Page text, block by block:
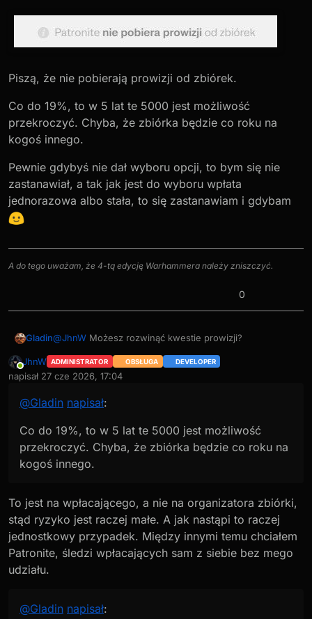
I jeszcze...@JhnWczy do podanej przez Ciebie
kwoty utrzymania forum nie należy doliczyć np.
1000zł (w to akurat wątpię, ale jestem ciekaw)?
jest też prowizja operatora.
Nie, nie prowadzimy działalności gospodarczej -
patronat działają na zasadzie darowizny, dopóki w
ciągu 5 lat nie przekroczy się limitu dla osób
niespokrewnionych (ponad pięć tysięcy złotych) na
osobę, to nie jest to opodatkowane.
Z tego co wiem, nic - po prostu otrzymamy środki.
Piszą, że nie pobierają prowizji od zbiórek.
Co do 19%, to w 5 lat te 5000 jest możliwość
przekroczyć. Chyba, że zbiórka będzie co roku na
kogoś innego.
Pewnie gdybyś nie dał wyboru opcji, to bym się nie
zastanawiał, a tak jak jest do wyboru wpłata
jednorazowa albo stała, to się zastanawiam i gdybam
A do tego uważam, że 4-tą edycję Warhammera należy zniszczyć.
0
Gladin@JhnW Możesz rozwinąć kwestie prowizji?
Piszą, że nie pobierają prowizji od zbiórek.
Co do 19%, to w 5 lat te 5000 jest możliwość
przekroczyć. Chyba, że zbiórka będzie co roku na
kogoś innego.
Pewnie gdybyś nie dał wyboru opcji, to bym się nie
zastanawiał, a tak jak jest do wyboru wpłata
Online
JhnW ADMINISTRATOR OBSŁUGA DEVELOPER
napisał 27 cze 2026, 17:04
ostatnio edytowany przez
@Gladin napisał:
Co do 19%, to w 5 lat te 5000 jest możliwość
przekroczyć. Chyba, że zbiórka będzie co roku na
kogoś innego.
To jest na wpłacającego, a nie na organizatora zbiórki,
stąd ryzyko jest raczej małe. A jak nastąpi to raczej
jednostkowy przypadek. Między innymi temu chciałem
Patronite, śledzi wpłacających sam z siebie bez mego
udziału.
@Gladin napisał: